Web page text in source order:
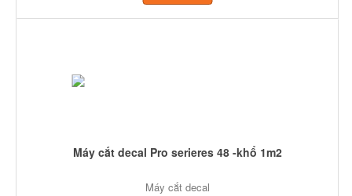
Máy cắt decal Pro serieres 48 -khổ 1m2
Máy cắt decal